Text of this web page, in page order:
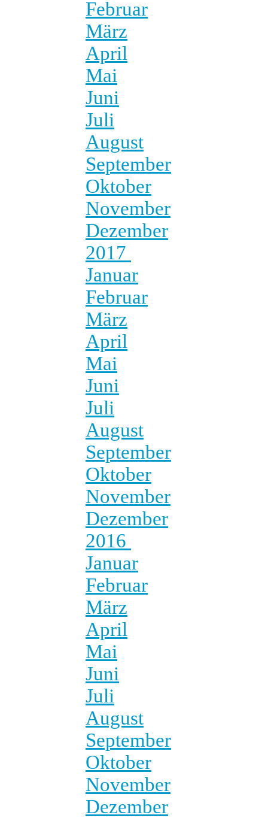
Februar
März
April
Mai
Juni
Juli
August
September
Oktober
November
Dezember
2017
Januar
Februar
März
April
Mai
Juni
Juli
August
September
Oktober
November
Dezember
2016
Januar
Februar
März
April
Mai
Juni
Juli
August
September
Oktober
November
Dezember